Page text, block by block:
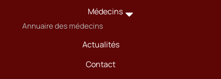
Médecins
Annuaire des médecins
Actualités
Contact